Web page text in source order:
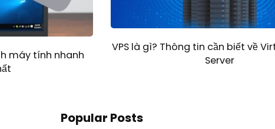
máy tính nhanh
VPS là gì? Thông tin cần biết về
Server
Popular Posts